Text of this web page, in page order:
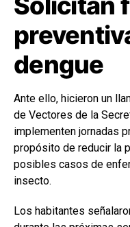
dengue
Ante ello, hicieron un
de Vectores de la
implementen jornadas
propósito de reducir la
posibles casos de
insecto.
Los habitantes